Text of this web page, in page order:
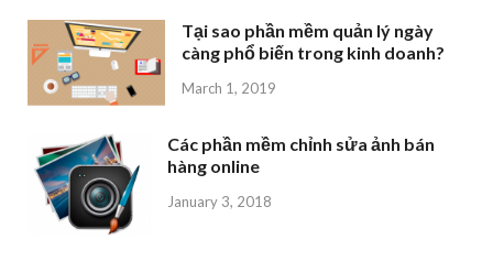
Tại sao phần mềm quản lý ngày
càng phổ biến trong kinh doanh?
March 1, 2019
Các phần mềm chỉnh sửa ảnh bán
hàng online
January 3, 2018